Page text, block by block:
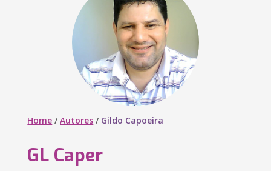
Home /Autores / Gildo Capoeira
GL Caper